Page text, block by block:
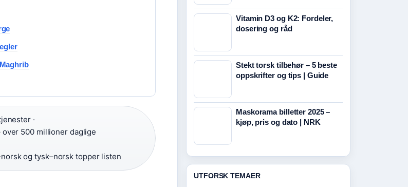
·
over 500 millioner daglige
og tysk–norsk topper listen
Vitamin D3 og K2: Fordeler,
dosering og råd
Stekt torsk tilbehør – 5 beste
oppskrifter og tips | Guide
Maskorama billetter 2025 –
kjøp, pris og dato | NRK
UTFORSK TEMAER